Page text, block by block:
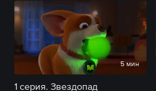
5 мин
1 серия. Звездопад